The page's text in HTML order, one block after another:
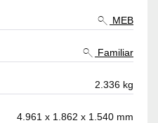
MEB
Familiar
2.336 kg
4.961 x 1.862 x 1.540 mm